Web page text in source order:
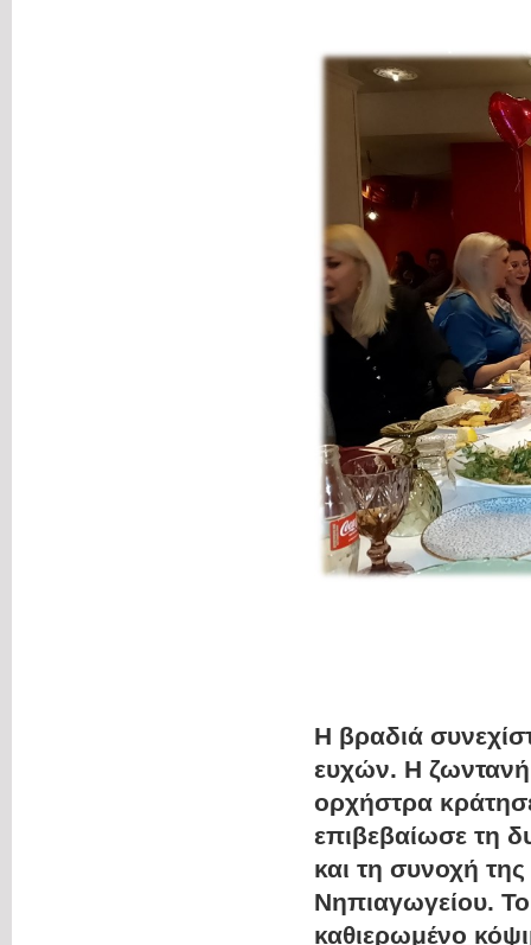
Η βραδιά
ευχών. Η ζωντανή
ορχήστρα
επιβεβαίωσε τη
και τη συνοχή
Νηπιαγωγείου. Το
καθιερωμένο